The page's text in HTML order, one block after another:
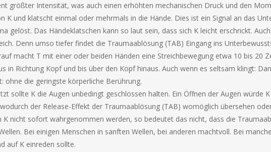
größter Intensität, was auch einen erhöhten mechanischen Druck und den
K und klatscht einmal oder mehrmals in die Hände. Dies ist ein Signal an das
gelöst. Das Händeklatschen kann so laut sein, dass sich K leicht erschrickt.
Denn umso tiefer findet die Traumaablösung (TAB) Eingang ins
macht T mit einer oder beiden Händen eine Streichbewegung etwa 10 bis 20
in Richtung Kopf und bis über den Kopf hinaus. Auch wenn es seltsam klingt:
ohne die geringste körperliche Berührung.
sollte K die Augen unbedingt geschlossen halten. Ein Öffnen der Augen würde K
der Release-Effekt der Traumaablösung (TAB) womöglich übersehen
K nicht sofort wahrgenommen werden, so bedeutet das nicht, dass die
Bei einigen Menschen in sanften Wellen, bei anderen machtvoll. Bei
auf K einreden sollte.